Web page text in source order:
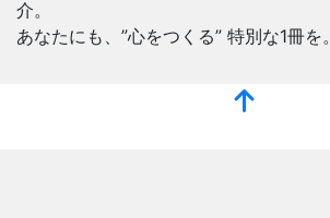
介。
あなたにも、”心をつくる” 特別な1冊を。